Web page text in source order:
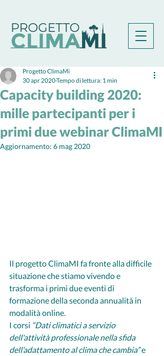
Capacity building 2020:
mille partecipanti per i
primi due webinar ClimaMI
Progetto ClimaMi
30 apr 2020Tempo di lettura: 1 min
Aggiornamento: 6 mag 2020
Il progetto ClimaMI fa fronte alla difficile
situazione che stiamo vivendo e
trasforma i primi due eventi di
formazione della seconda annualità in
modalità online.
I corsi “Dati climatici a servizio
dell'attività professionale nella sfida
dell’adattamento al clima che cambia” e